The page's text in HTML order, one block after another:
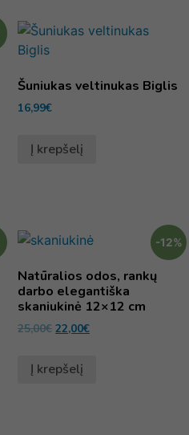
Šuniukas veltinukas Biglis
16,99€
Į krepšelį
-12%
Natūralios odos, rankų
darbo elegantiška
skaniukinė 12×12 cm
25,00€ 22,00€
Į krepšelį